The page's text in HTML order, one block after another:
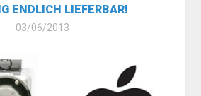
ENDLICH LIEFERBAR!
03/06/2013